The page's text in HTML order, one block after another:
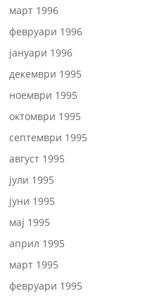
март 1996
февруари 1996
јануари 1996
декември 1995
ноември 1995
октомври 1995
септември 1995
август 1995
јули 1995
јуни 1995
мај 1995
април 1995
март 1995
февруари 1995